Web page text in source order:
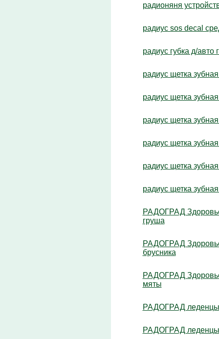
радионяня
радиус sos decal
радиус губка д/авто
радиус щетка
радиус щетка
радиус щетка
радиус щетка
радиус щетка
радиус щетка
РАДОГРАД
груша
РАДОГРАД
брусника
РАДОГРАД
мяты
РАДОГРАД леденцы
РАДОГРАД леденцы